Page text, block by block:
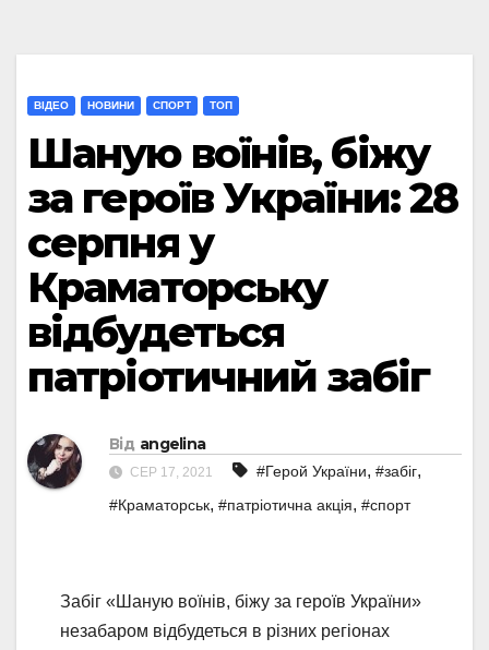
ВІДЕО НОВИНИ СПОРТ ТОП
Шаную воїнів, біжу
за героїв України: 28
серпня у
Краматорську
відбудеться
патріотичний забіг
Від angelina
СЕР 17, 2021 #Герой України, #забіг,
#Краматорськ, #патріотична акція, #спорт
Забіг «Шаную воїнів, біжу за героїв України»
незабаром відбудеться в різних регіонах